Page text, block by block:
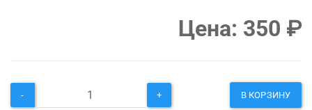
Цена: 350 ₽
- + В КОРЗИНУ